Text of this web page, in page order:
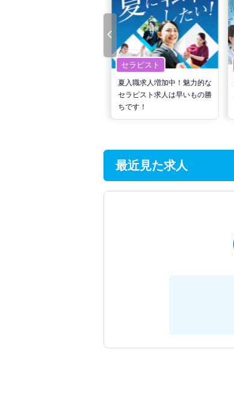
セラピスト
夏入職求人増加中！魅力的な
セラピスト求人は早いもの勝
ちです！
最近見た求人